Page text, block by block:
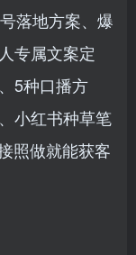
落地方案、爆
专属文案定
5种口播方
小红书种草笔
照做就能获客